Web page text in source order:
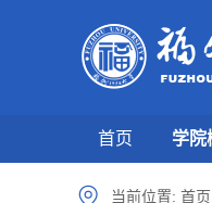
首页 学院
当前位置: 首页